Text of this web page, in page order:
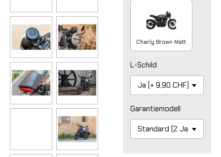
Charly Brown Matt
L-Schild
Garantiemodell